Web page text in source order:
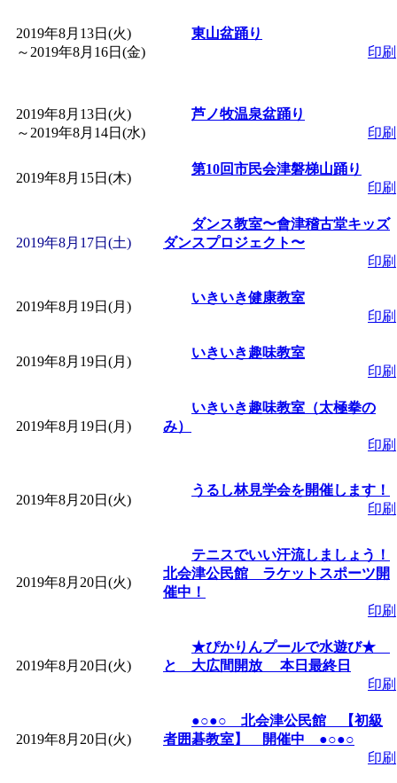
2019年8月13日(火)
～ 2019年8月16日(金)
東山盆踊り
印刷
2019年8月13日(火)
～ 2019年8月14日(水)
芦ノ牧温泉盆踊り
印刷
2019年8月15日(木)
第10回市民会津磐梯山踊り
印刷
2019年8月17日(土)
ダンス教室〜會津稽古堂キッズ
ダンスプロジェクト〜
印刷
2019年8月19日(月)
いきいき健康教室
印刷
2019年8月19日(月)
いきいき趣味教室
印刷
2019年8月19日(月)
いきいき趣味教室（太極拳の
み）
印刷
2019年8月20日(火)
うるし林見学会を開催します！
印刷
2019年8月20日(火)
テニスでいい汗流しましょう！
北会津公民館 ラケットスポーツ開
催中！
印刷
2019年8月20日(火)
★ぴかりんプールで水遊び★
と 大広間開放 本日最終日
印刷
2019年8月20日(火)
●○●○ 北会津公民館 【初級
者囲碁教室】 開催中 ●○●○
印刷